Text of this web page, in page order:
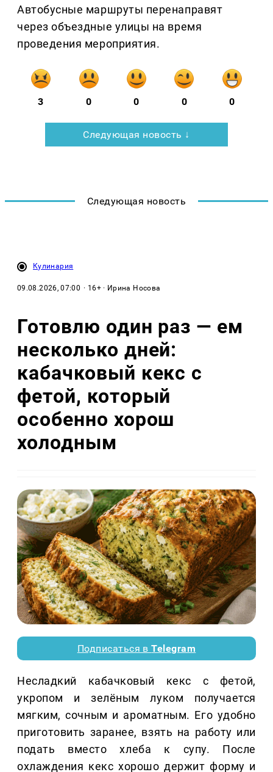
Автобусные маршруты перенаправят
через объездные улицы на время
проведения мероприятия.
3 0 0 0 0
Следующая новость ↓
Следующая новость
Кулинария
09.08.2026, 07:00 · 16+ · Ирина Носова
Готовлю один раз — ем
несколько дней:
кабачковый кекс с
фетой, который
особенно хорош
холодным
Подписаться вTelegram
Несладкий кабачковый кекс с фетой,
укропом и зелёным луком получается
мягким, сочным и ароматным. Его удобно
приготовить заранее, взять на работу или
подать вместо хлеба к супу. После
охлаждения кекс хорошо держит форму и